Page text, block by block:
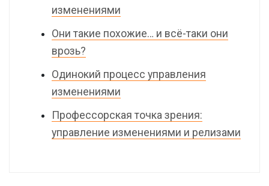
изменениями
Они такие похожие… и всё-таки они
врозь?
Одинокий процесс управления
изменениями
Профессорская точка зрения:
управление изменениями и релизами